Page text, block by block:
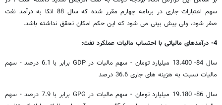
سهم اعتبارات جاری در برنامه چهارم مقرر شده که سال 88 اتکا به درآمد نفت
صفر شود، ولی پیش بینی می شود که این حکم امکان تحقق نداشته باشد.
4- درآمدهای مالیاتی با احتساب مالیات عملکرد نفت:
سال 84- 13.400 میلیارد تومان - سهم مالیات در GDP برابر با 6.1 درصد - سهم
مالیات نسبت به هزینه های جاری 36.6 درصد
سال 86- 19.180 میلیارد تومان - سهم مالیات در GPG برابر با 7.9 درصد - سهم